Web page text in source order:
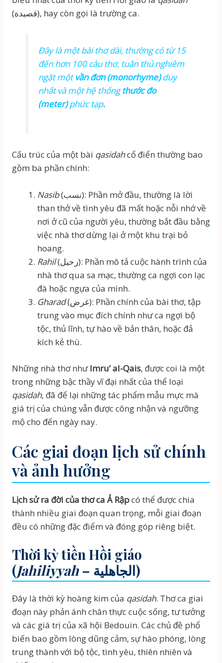
(قصيدة), hay còn gọi là trường ca.
Đây là một bài thơ dài, thường có từ 15
đến hơn 100 câu thơ, tuân thủ nghiêm
ngặt mộtvần đơn (monorhyme)duy
nhất và một hệ thốngthước đo
(meter)phức tạp.
Cấu trúc của một bài qasidahcổ điển thường bao
gồm ba phần chính:
Nasib(نسب): Phần mở đầu, thường là lời
than thở về tình yêu đã mất hoặc nỗi nhớ về
nơi ở cũ của người yêu, thường bắt đầu bằng
việc nhà thơ dừng lại ở một khu trại bỏ
hoang.
Rahil(رحيل): Phần mô tả cuộc hành trình của
nhà thơ qua sa mạc, thường ca ngợi con lạc
đà hoặc ngựa của mình.
Gharad(غرض): Phần chính của bài thơ, tập
trung vào mục đích chính như ca ngợi bộ
tộc, thủ lĩnh, tự hào về bản thân, hoặc đả
kích kẻ thù.
Những nhà thơ nhưImru’ al-Qais, được coi là một
trong những bậc thầy vĩ đại nhất của thể loại
qasidah, đã để lại những tác phẩm mẫu mực mà
giá trị của chúng vẫn được công nhận và ngưỡng
mộ cho đến ngày nay.
Các giai đoạn lịch sử chính
và ảnh hưởng
Lịch sử ra đời của thơ ca Ả Rậpcó thể được chia
thành nhiều giai đoạn quan trọng, mỗi giai đoạn
đều có những đặc điểm và đóng góp riêng biệt.
Thời kỳ tiền Hồi giáo
(Jahiliyyah – الجاهلية)
Đây là thời kỳ hoàng kim của qasidah. Thơ ca giai
đoạn này phản ánh chân thực cuộc sống, tư tưởng
và các giá trị của xã hội Bedouin. Các chủ đề phổ
biến bao gồm lòng dũng cảm, sự hào phóng, lòng
trung thành với bộ tộc, tình yêu, thiên nhiên và